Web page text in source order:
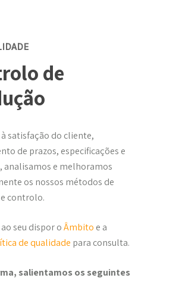
de
satisfação do cliente,
de prazos, especificações e
analisamos e melhoramos
os nossos métodos de
controlo.
seu dispor oÂmbito e a
de qualidade para consulta.
salientamos os seguintes